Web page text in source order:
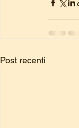
Post recenti